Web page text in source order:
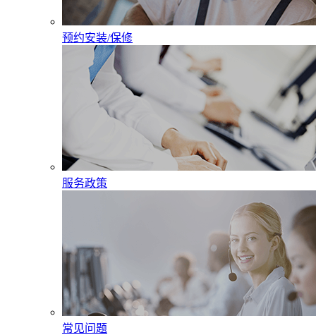
预约安装/保修
服务政策
常见问题